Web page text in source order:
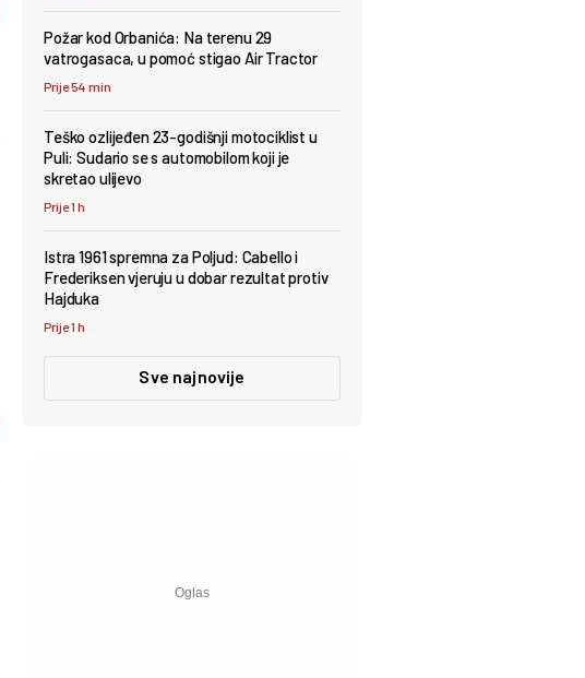
Požar kod Orbanića: Na terenu 29
vatrogasaca, u pomoć stigao Air Tractor
Prije 54 min
Teško ozlijeđen 23-godišnji motociklist u
Puli: Sudario se s automobilom koji je
skretao ulijevo
Prije 1 h
Istra 1961 spremna za Poljud: Cabello i
Frederiksen vjeruju u dobar rezultat protiv
Hajduka
Prije 1 h
Sve najnovije